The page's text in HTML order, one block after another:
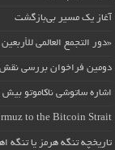
آغاز یک مسیر بی‌بازگشت
«دور التجمع العالمي
دومین فراخوان بررسی نقش
اشاره ساتوشی ناکاموتو
to the Bitcoin Strait
تاریخچه تنگه هرمز یا تنگه